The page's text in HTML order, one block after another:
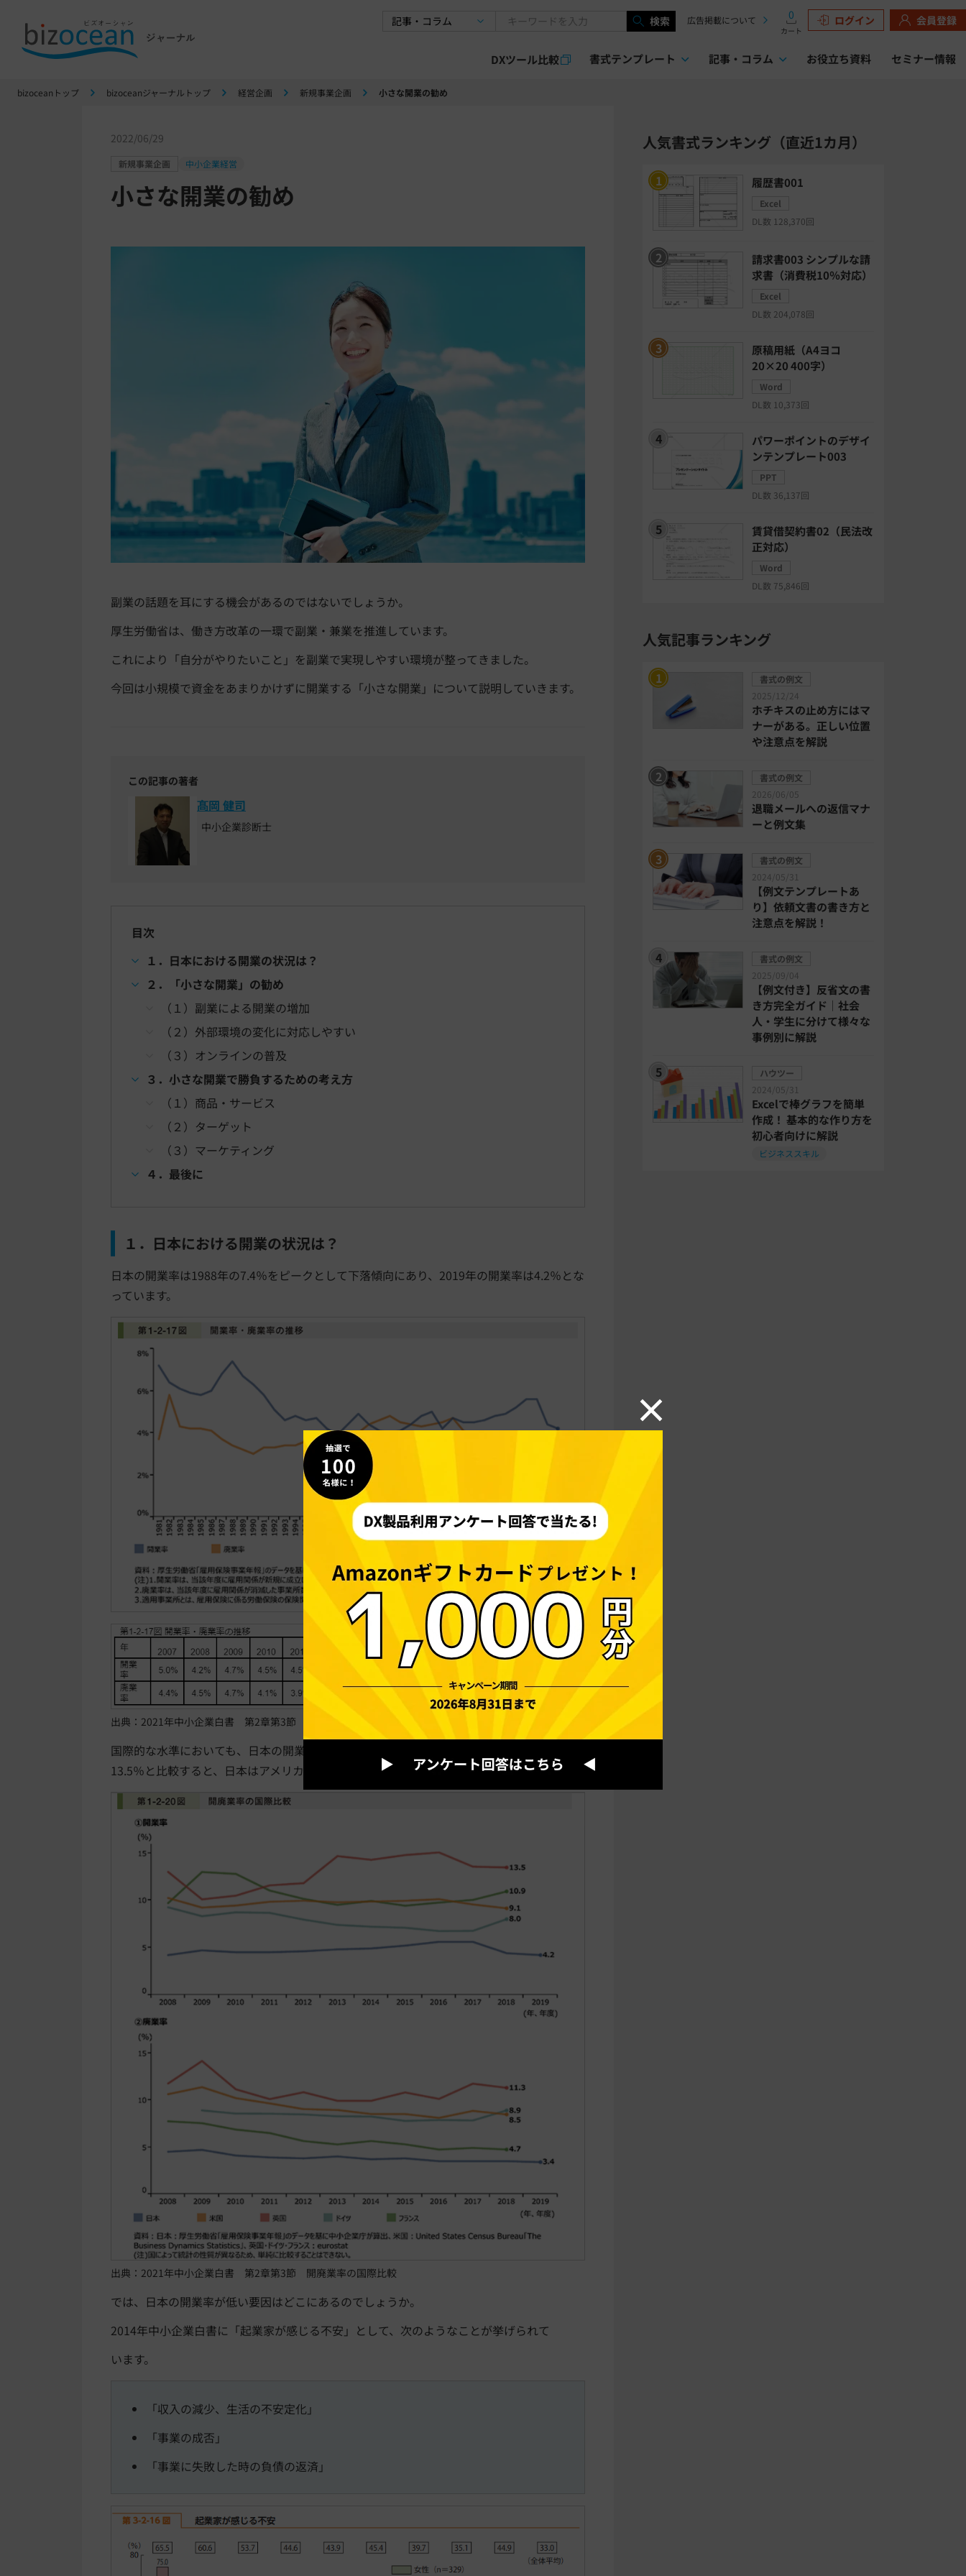
検索 広告掲載について 0
カート
ログイン 会員登録
DXツール比較 書式テンプレート 記事・コラム お役立ち資料 セミナー情報
bizoceanトップ bizoceanジャーナルトップ 経営企画 新規事業企画 小さな開業の勧め
2022/06/29
新規事業企画 中小企業経営
小さな開業の勧め
副業の話題を耳にする機会があるのではないでしょうか。
厚生労働省は、 働き方改革の一環で副業・兼業を推進しています。
これにより「自分がやりたいこと」を副業で実現しやすい環境が整ってきました。
今回は小規模で資金をあまりかけずに開業する「小さな開業」について説明していきます。
この記事の著者
髙岡 健司
中小企業診断士
目次
１．日本における開業の状況は？
２．「小さな開業」の勧め
（１）副業による開業の増加
（２）外部環境の変化に対応しやすい
（３）オンラインの普及
３．小さな開業で勝負するための考え方
（１）商品・サービス
（２）ターゲット
（３）マーケティング
４．最後に
１．日本における開業の状況は？
日本の開業率は1988年の7.4％をピークとして下落傾向にあり、2019年の開業率は4.2％とな
っています。
出典：2021年中小企業白書 第2章第3節 開業率の状況
国際的な水準においても、日本の開業率は低い状況が続いています。アメリカの開業率
13.5％と比較すると、日本はアメリカの3分の１程度の水準に留まっています。
出典：2021年中小企業白書 第2章第3節 開廃業率の国際比較
では、日本の開業率が低い要因はどこにあるのでしょうか。
2014年中小企業白書に「起業家が感じる不安」として、次のようなことが挙げられて
います。
「収入の減少、生活の不安定化」
「事業の成否」
「事業に失敗した時の負債の返済」
人気書式ランキング（直近1カ月）
履歴書001
Excel
DL数 128,370回
請求書003 シンプルな請
求書（消費税10％対応）
Excel
DL数 204,078回
原稿用紙（A4ヨコ
20×20 400字）
Word
DL数 10,373回
パワーポイントのデザイ
ンテンプレート003
PPT
DL数 36,137回
賃貸借契約書02（民法改
正対応）
Word
DL数 75,846回
人気記事ランキング
書式の例文
2025/12/24
ホチキスの止め方にはマ
ナーがある。正しい位置
や注意点を解説
書式の例文
2026/06/05
退職メールへの返信マナ
ーと例文集
書式の例文
2024/05/31
【例文テンプレートあ
り】依頼文書の書き方と
注意点を解説！
書式の例文
2025/09/04
【例文付き】反省文の書
き方完全ガイド｜社会
人・学生に分けて様々な
事例別に解説
ハウツー
2024/05/31
Excelで棒グラフを簡単
作成！ 基本的な作り方を
初心者向けに解説
ビジネススキル